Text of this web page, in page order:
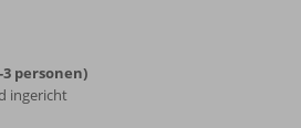
personen)
ingericht